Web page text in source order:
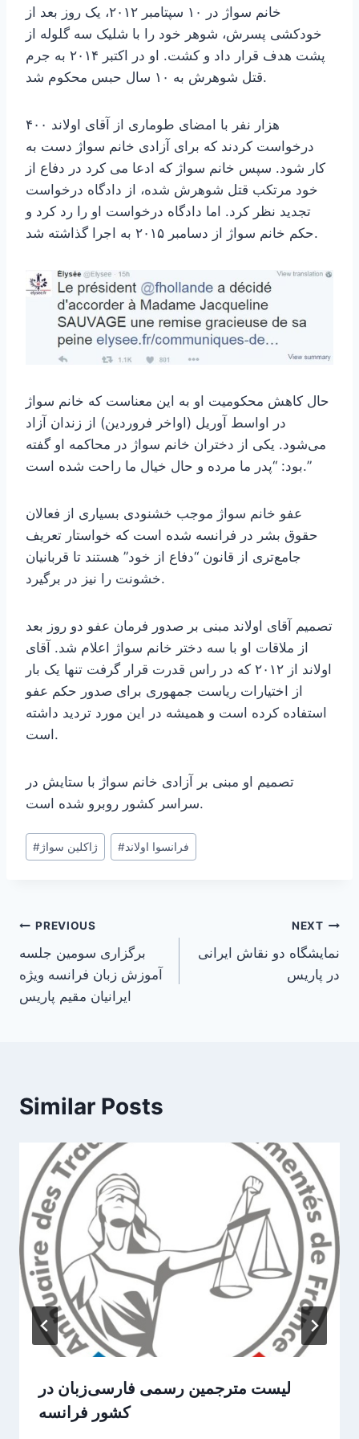
خانم سواژ در ۱۰ سپتامبر ۲۰۱۲، یک روز بعد از
خودکشی پسرش، شوهر خود را با شلیک سه گلوله از
پشت هدف قرار داد و کشت. او در اکتبر ۲۰۱۴ به جرم
قتل شوهرش به ۱۰ سال حبس محکوم شد.
۴۰۰ هزار نفر با امضای طوماری از آقای اولاند
درخواست کردند که برای آزادی خانم سواژ دست به
کار شود. سپس خانم سواژ که ادعا می کرد در دفاع از
خود مرتکب قتل شوهرش شده، از دادگاه درخواست
تجدید نظر کرد. اما دادگاه درخواست او را رد کرد و
حکم خانم سواژ از دسامبر ۲۰۱۵ به اجرا گذاشته شد.
حال کاهش محکومیت او به این معناست که خانم سواژ
در اواسط آوریل (اواخر فروردین) از زندان آزاد
می‌شود. یکی از دختران خانم سواژ در محاکمه او گفته
بود: “پدر ما مرده و حال خیال ما راحت شده است.”
عفو خانم سواژ موجب خشنودی بسیاری از فعالان
حقوق بشر در فرانسه شده است که خواستار تعریف
جامع‌تری از قانون “دفاع از خود” هستند تا قربانیان
خشونت را نیز در برگیرد.
تصمیم آقای اولاند مبنی بر صدور فرمان عفو دو روز بعد
از ملاقات او با سه دختر خانم سواژ اعلام شد. آقای
اولاند از ۲۰۱۲ که در راس قدرت قرار گرفت تنها یک بار
از اختیارات ریاست جمهوری برای صدور حکم عفو
استفاده کرده است و همیشه در این مورد تردید داشته
است.
تصمیم او مبنی بر آزادی خانم سواژ با ستایش در
سراسر کشور روبرو شده است.
Post
Tags:
#ژاکلین سواژ #فرانسوا اولاند
Post
navigation
PREVIOUS
برگزاری سومین جلسه
آموزش زبان فرانسه ویژه
ایرانیان مقیم پاریس
NEXT
نمایشگاه دو نقاش ایرانی
در پاریس
Similar Posts
لیست مترجمین رسمی فارسی‌زبان در
کشور فرانسه